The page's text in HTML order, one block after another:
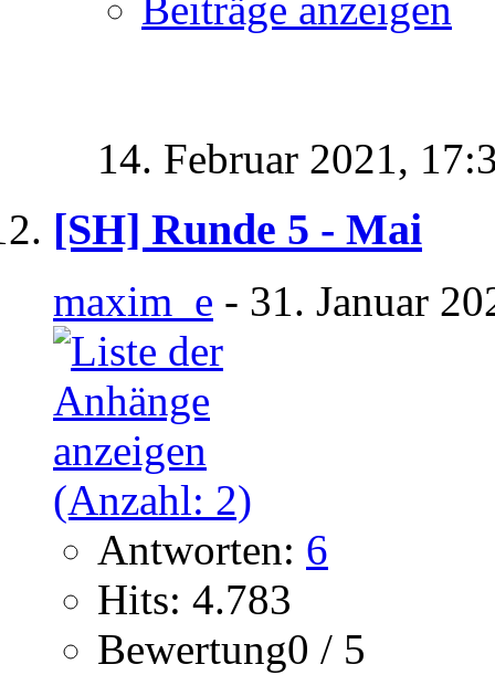
14. Februar 2021,
[SH] Runde 5 - Mai
maxim_e - 31. Januar
Antworten: 6
Hits: 4.783
Bewertung0 / 5